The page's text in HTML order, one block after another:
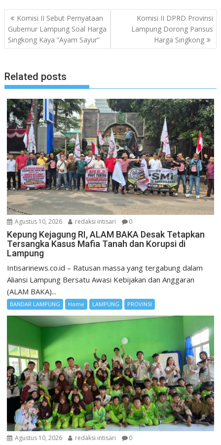
Navigasi
pos
Komisi II Sebut Pernyataan
Gubernur Lampung Soal Harga
Singkong Kaya “Ayam Sayur”
Komisi II DPRD Provinsi
Lampung Dorong Pansus
Harga Singkong
Related posts
Agustus 10, 2026 redaksi intisari 0
Kepung Kejagung RI, ALAM BAKA Desak Tetapkan
Tersangka Kasus Mafia Tanah dan Korupsi di
Lampung
Intisarinews.co.id – Ratusan massa yang tergabung dalam
Aliansi Lampung Bersatu Awasi Kebijakan dan Anggaran
(ALAM BAKA)...
BANDAR LAMPUNG Home LAMPUNG PROVINSI
Agustus 10, 2026 redaksi intisari 0